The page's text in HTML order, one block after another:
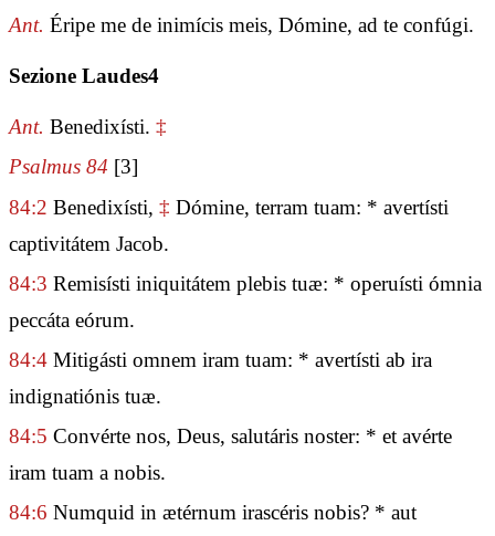
Ant. Éripe me de inimícis meis, Dómine, ad te confúgi.
Sezione Laudes4
Ant. Benedixísti. ‡
Psalmus 84 [3]
84:2 Benedixísti, ‡ Dómine, terram tuam: * avertísti
captivitátem Jacob.
84:3 Remisísti iniquitátem plebis tuæ: * operuísti ómnia
peccáta eórum.
84:4 Mitigásti omnem iram tuam: * avertísti ab ira
indignatiónis tuæ.
84:5 Convérte nos, Deus, salutáris noster: * et avérte
iram tuam a nobis.
84:6 Numquid in ætérnum irascéris nobis? * aut